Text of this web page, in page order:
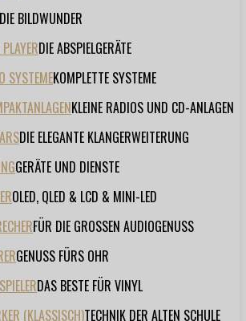
DIE BILDWUNDER
DIE ABSPIELGERÄTE
SYSTEMEKOMPLETTE SYSTEME
KLEINE RADIOS UND CD-ANLAGEN
DIE ELEGANTE KLANGERWEITERUNG
GERÄTE UND DIENSTE
OLED, QLED & LCD & MINI-LED
FÜR DIE GROSSEN AUDIOGENUSS
GENUSS FÜRS OHR
DAS BESTE FÜR VINYL
(KLASSISCH)TECHNIK DER ALTEN SCHULE